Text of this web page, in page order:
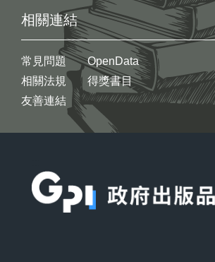
相關連結
常見問題
相關法規
友善連結
OpenData
得獎書目